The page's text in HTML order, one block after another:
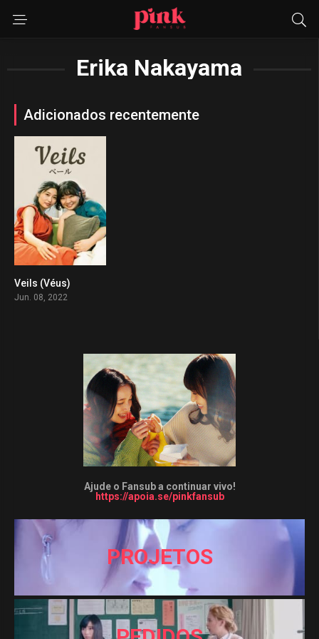
Erika Nakayama
Adicionados recentemente
Veils (Véus)
Jun. 08, 2022
Ajude o Fansub a continuar vivo!
https://apoia.se/pinkfansub
PROJETOS